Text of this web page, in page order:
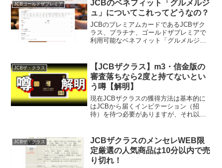
JCBゴールドザプレミア
JCBのベネフィット「グルメルジ
ュ」についてこれってどうなの？
JCBのプレミアムカードであるJCBザク
ラス、プラチナ、ゴールドザプレミアで
利用可能なベネフィット「グルメルジュ
ダイニング30の終了まで後少しのこの...
JCBザ・クラス
【JCBザクラス】m3・信金版の
審査落ちなら2度と持てないとい
う噂【解明】
現在JCBザクラスの獲得方法は基本的に
はJCBから届くインビテーション（招
待）を待つ必要がありますが、それ以外
m3.comという医療従事者専用サイトから
の申し込み 信用...
JCBザ・クラス
JCBザクラスのメンセレWEB限
定厳選の人気商品は10分以内で売
り切れ！